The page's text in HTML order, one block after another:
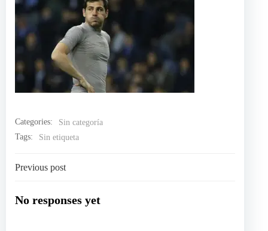
Categories:
Sin categoría
Tags:
Sin etiqueta
Navegación
por
Previous post
No responses yet